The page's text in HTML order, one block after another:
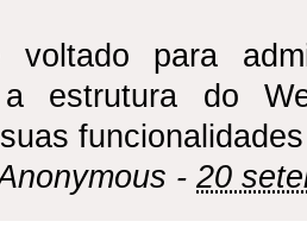
para
a estrutura do
- 20